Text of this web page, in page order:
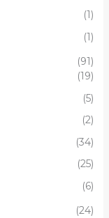
(1)
(1)
(91)
(19)
(5)
(2)
(34)
(25)
(6)
(24)